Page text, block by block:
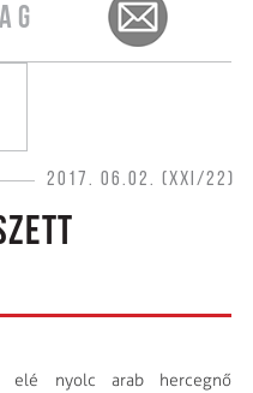
2017. 06.02. (XXI/22)
nyolc arab hercegnő